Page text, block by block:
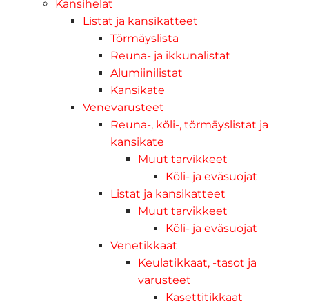
Kansihelat
Listat ja kansikatteet
Törmäyslista
Reuna- ja ikkunalistat
Alumiinilistat
Kansikate
Venevarusteet
Reuna-, köli-, törmäyslistat ja
kansikate
Muut tarvikkeet
Köli- ja eväsuojat
Listat ja kansikatteet
Muut tarvikkeet
Köli- ja eväsuojat
Venetikkaat
Keulatikkaat, -tasot ja
varusteet
Kasettitikkaat